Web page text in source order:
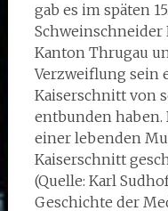
gab es im späten
Schweinschneider
Kanton Thrugau
Verzweiflung sein
Kaiserschnitt von
entbunden haben.
einer lebenden
Kaiserschnitt
(Quelle: Karl
Geschichte der